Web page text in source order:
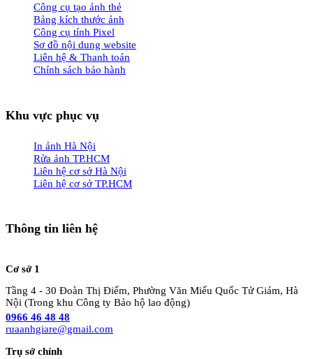
Công cụ tạo ảnh thẻ
Bảng kích thước ảnh
Công cụ tính Pixel
Sơ đồ nội dung website
Liên hệ & Thanh toán
Chính sách bảo hành
Khu vực phục vụ
In ảnh Hà Nội
Rửa ảnh TP.HCM
Liên hệ cơ sở Hà Nội
Liên hệ cơ sở TP.HCM
Thông tin liên hệ
Cơ sở 1
Tầng 4 - 30 Đoàn Thị Điểm, Phường Văn Miếu Quốc Tử Giám, Hà
Nội (Trong khu Công ty Bảo hộ lao động)
0966 46 48 48
ruaanhgiare@gmail.com
Trụ sở chính